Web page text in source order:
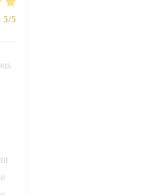
: 5/5